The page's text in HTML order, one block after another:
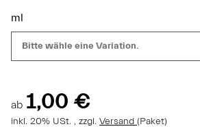
ml
Bitte wähle eine Variation.
ab 1,00 €
inkl. 20% USt. , zzgl. Versand (Paket)